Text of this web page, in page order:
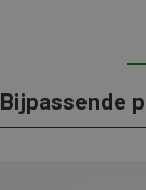
Bijpassende